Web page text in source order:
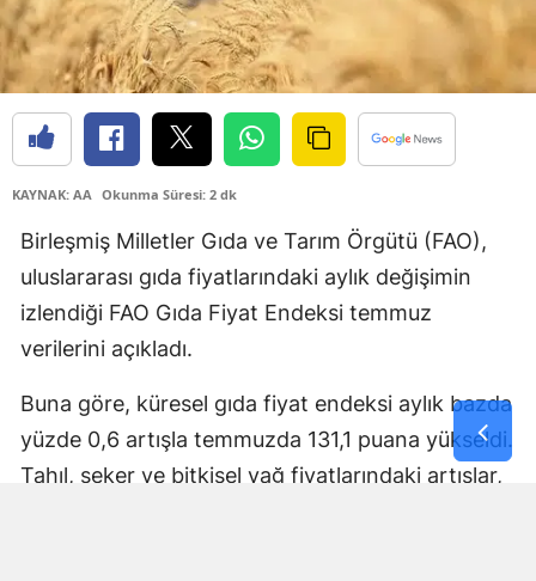
Samsun
Siirt
Sivas
Tekirdağ
Şanlıurfa
KAYNAK: AA Okunma Süresi: 2 dk
Birleşmiş Milletler Gıda ve Tarım Örgütü (FAO),
uluslararası gıda fiyatlarındaki aylık değişimin
izlendiği FAO Gıda Fiyat Endeksi temmuz
verilerini açıkladı.
Buna göre, küresel gıda fiyat endeksi aylık bazda
yüzde 0,6 artışla temmuzda 131,1 puana yükseldi.
Tahıl, şeker ve bitkisel yağ fiyatlarındaki artışlar,